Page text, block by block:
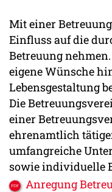
Mit einer
Einfluss auf die
Betreuung
eigene Wünsche
Lebensgestaltung
Die
einer
ehrenamtlich
umfangreiche
sowie individuelle
Anregung